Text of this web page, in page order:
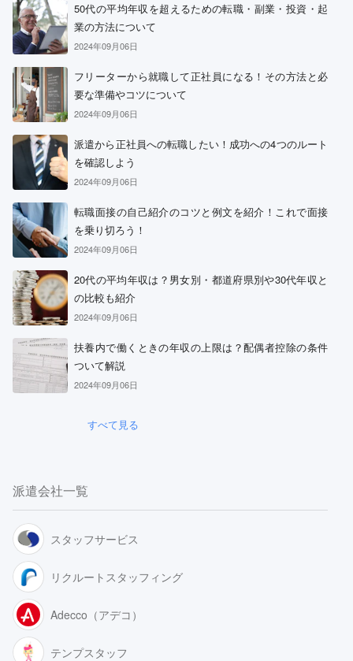
50代の平均年収を超えるための転職・副業・投資・起
業の方法について
2024年09月06日
フリーターから就職して正社員になる！その方法と必
要な準備やコツについて
2024年09月06日
派遣から正社員への転職したい！成功への4つのルート
を確認しよう
2024年09月06日
転職面接の自己紹介のコツと例文を紹介！これで面接
を乗り切ろう！
2024年09月06日
20代の平均年収は？男女別・都道府県別や30代年収と
の比較も紹介
2024年09月06日
扶養内で働くときの年収の上限は？配偶者控除の条件
ついて解説
2024年09月06日
すべて見る
派遣会社一覧
スタッフサービス
リクルートスタッフィング
Adecco（アデコ）
テンプスタッフ